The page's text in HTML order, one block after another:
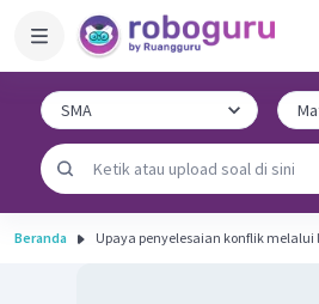
Beranda Upaya penyelesaian konflik melalui